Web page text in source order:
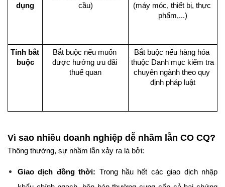
dụng
cầu)
(máy móc, thiết bị, thực
phẩm,...)
Tính bắt
buộc
Bắt buộc nếu muốn
được hưởng ưu đãi
thuế quan
Bắt buộc nếu hàng hóa
thuộc Danh mục kiểm tra
chuyên ngành theo quy
định pháp luật
Vì sao nhiều doanh nghiệp dễ nhầm lẫn CO CQ?
Thông thường, sự nhầm lẫn xảy ra là bởi:
Giao dịch đồng thời: Trong hầu hết các giao dịch nhập